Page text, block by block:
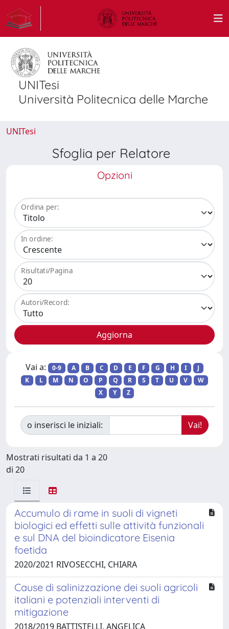
UNITesi
Università Politecnica delle Marche
UNITesi
Sfoglia per Relatore
Opzioni
Ordina per:
In ordine:
Risultati/Pagina
Autori/Record:
Vai a: 0-9 A B C D E F G H I
J
K
L M N O P Q R S T U V
W
X
Y Z
o inserisci le iniziali:
Mostrati risultati da 1 a 20
di 20
Accumulo di rame in suoli di vigneti
biologici ed effetti sulle attività funzionali
e sul DNA del bioindicatore Eisenia
foetida
2020/2021 RIVOSECCHI, CHIARA
Cause di salinizzazione dei suoli agricoli
italiani e potenziali interventi di
mitigazione
2018/2019 BATTISTELLI, ANGELICA